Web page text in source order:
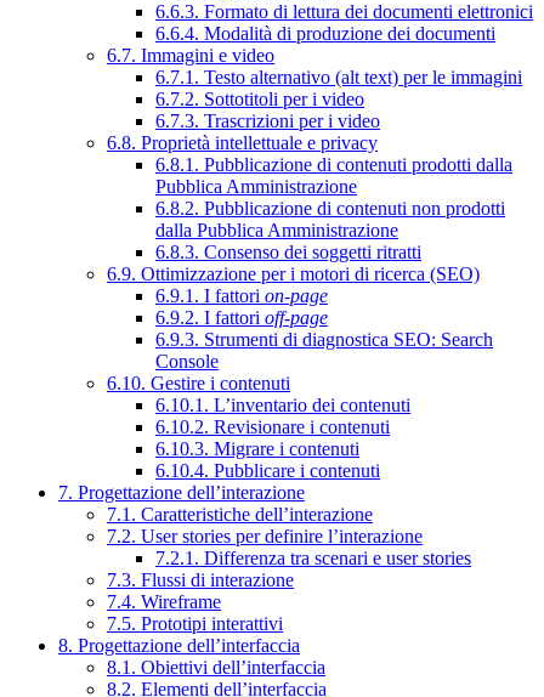
6.6.3. Formato di lettura dei documenti elettronici
6.6.4. Modalità di produzione dei documenti
6.7. Immagini e video
6.7.1. Testo alternativo (alt text) per le immagini
6.7.2. Sottotitoli per i video
6.7.3. Trascrizioni per i video
6.8. Proprietà intellettuale e privacy
6.8.1. Pubblicazione di contenuti prodotti dalla
Pubblica Amministrazione
6.8.2. Pubblicazione di contenuti non prodotti
dalla Pubblica Amministrazione
6.8.3. Consenso dei soggetti ritratti
6.9. Ottimizzazione per i motori di ricerca (SEO)
6.9.1. I fattori on-page
6.9.2. I fattori off-page
6.9.3. Strumenti di diagnostica SEO: Search
Console
6.10. Gestire i contenuti
6.10.1. L’inventario dei contenuti
6.10.2. Revisionare i contenuti
6.10.3. Migrare i contenuti
6.10.4. Pubblicare i contenuti
7. Progettazione dell’interazione
7.1. Caratteristiche dell’interazione
7.2. User stories per definire l’interazione
7.2.1. Differenza tra scenari e user stories
7.3. Flussi di interazione
7.4. Wireframe
7.5. Prototipi interattivi
8. Progettazione dell’interfaccia
8.1. Obiettivi dell’interfaccia
8.2. Elementi dell’interfaccia